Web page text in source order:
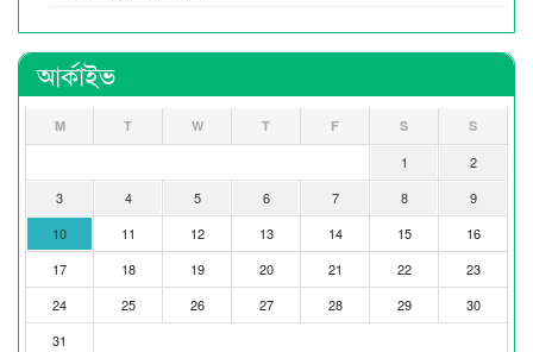
আর্কাইভ
M T W T F S S
1
2
3
4 5 6 7 8
9
10
11 12 13 14 15
16
17
18 19 20 21 22
23
24
25 26 27 28 29
30
31